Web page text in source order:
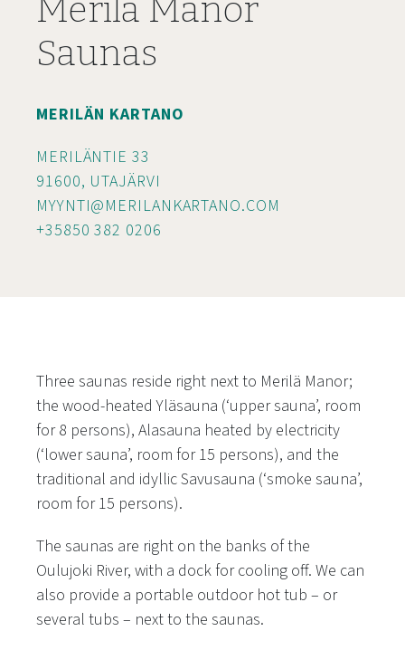
Merilä Manor
Saunas
MERILÄN KARTANO
MERILÄNTIE 33
91600, UTAJÄRVI
MYYNTI@MERILANKARTANO.COM
+35850 382 0206
Three saunas reside right next to Merilä Manor;
the wood-heated Yläsauna (‘upper sauna’, room
for 8 persons), Alasauna heated by electricity
(‘lower sauna’, room for 15 persons), and the
traditional and idyllic Savusauna (‘smoke sauna’,
room for 15 persons).
The saunas are right on the banks of the
Oulujoki River, with a dock for cooling off. We can
also provide a portable outdoor hot tub – or
several tubs – next to the saunas.